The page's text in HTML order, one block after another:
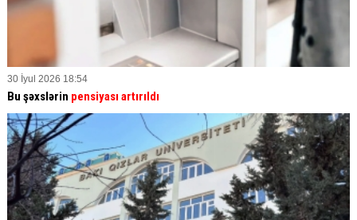
30 İyul 2026 18:54
Bu şəxslərin pensiyası artırıldı